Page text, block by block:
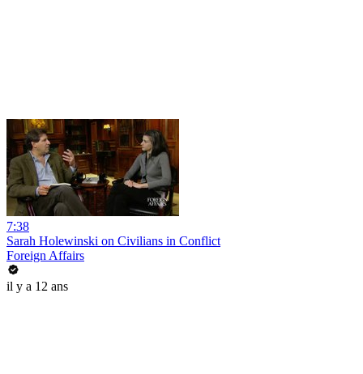
7:38
Sarah Holewinski on Civilians in Conflict
Foreign Affairs
il y a 12 ans